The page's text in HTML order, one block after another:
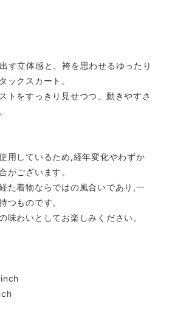
す立体感と、袴を思わせるゆったり
ックスカート。
トをすっきり見せつつ、動きやすさ
用しているため,経年変化やわずか
がございます。
た着物ならではの風合いであり,一
つものです。
味わいとしてお楽しみください。